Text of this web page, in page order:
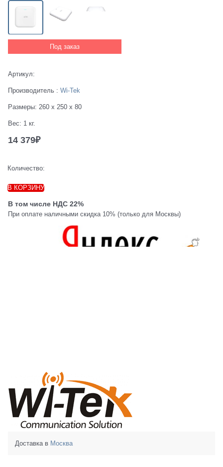
Под заказ
Артикул:
Производитель : Wi-Tek
Размеры: 260 x 250 x 80
Вес: 1 кг.
14 379₽
Количество:
В КОРЗИНУ
В том числе НДС 22%
При оплате наличными скидка 10% (только для Москвы)
Доставка в Москва